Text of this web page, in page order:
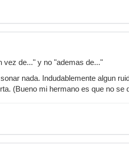
vez de..." y no "ademas de..."
nada. Indudablemente algun
(Bueno mi hermano es que no